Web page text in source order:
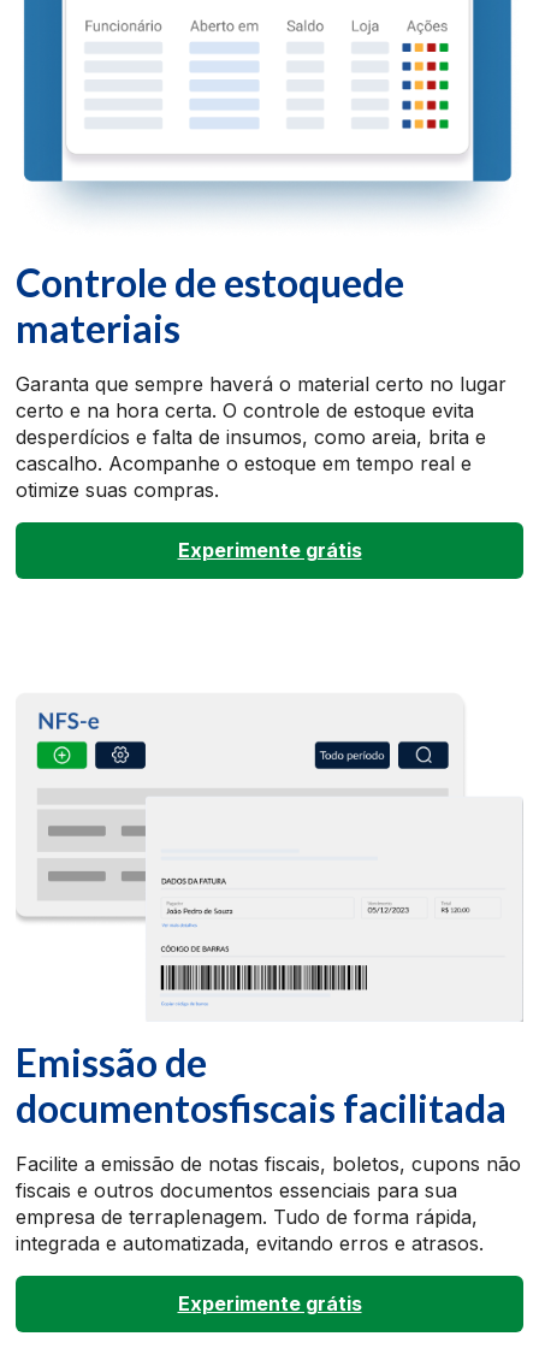
Controle de estoquede
materiais
Garanta que sempre haverá o material certo no lugar
certo e na hora certa. O controle de estoque evita
desperdícios e falta de insumos, como areia, brita e
cascalho. Acompanhe o estoque em tempo real e
otimize suas compras.
Experimente grátis
Emissão de
documentosfiscais facilitada
Facilite a emissão de notas fiscais, boletos, cupons não
fiscais e outros documentos essenciais para sua
empresa de terraplenagem. Tudo de forma rápida,
integrada e automatizada, evitando erros e atrasos.
Experimente grátis